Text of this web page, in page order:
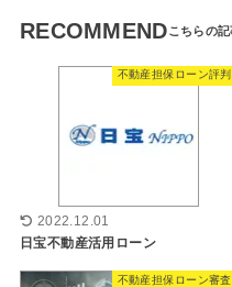
RECOMMEND
不動産担保ローン評判
2022.12.01
日宝不動産活用ローン
不動産担保ローン審査